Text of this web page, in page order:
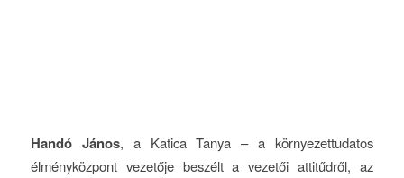
Handó János, a Katica Tanya – a környezettudatos
élményközpont vezetője beszélt a vezetői attitűdről, az